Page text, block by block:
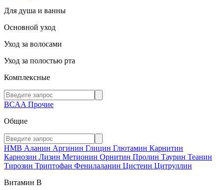
Для душа и ванны
Основной уход
Уход за волосами
Уход за полостью рта
Комплексные
BCAA Прочие
Общие
HMB Аланин Аргинин Глицин Глютамин Карнитин
Карнозин Лизин Метионин Орнитин Пролин Таурин Теанин
Тирозин Триптофан Фенилаланин Цистеин Цитруллин
Витамин В